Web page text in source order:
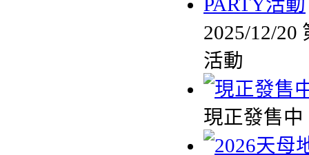
2025/12/20
活動
現正發售中